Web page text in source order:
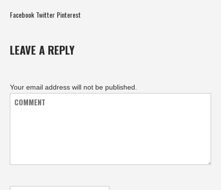
Facebook Twitter Pinterest
LEAVE A REPLY
Your email address will not be published.